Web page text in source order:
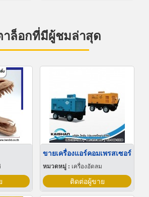
ล็อกที่มีผู้ชมล่าสุด
ขายเครื่องแอร์คอมเพรสเซอร์
หมวดหมู่ : เครื่องอัดลม
ติดต่อผู้ขาย